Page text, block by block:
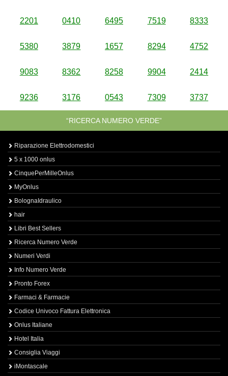
2201 0410 6495 7519 8333
5380 3879 1657 8294 4752
9083 8362 8258 9904 2414
9236 3176 0543 7309 3737
“RICERCA NUMERO VERDE”
Riparazione Elettrodomestici
5 x 1000 onlus
CinquePerMilleOnlus
MyOnlus
BolognaIdraulico
hair
Libri Best Sellers
Ricerca Numero Verde
Numeri Verdi
Info Numero Verde
Pronto Forex
Farmaci & Farmacie
Codice Univoco Fattura Elettronica
Onlus Italiane
Hotel Italia
Consiglia Viaggi
iMontascale